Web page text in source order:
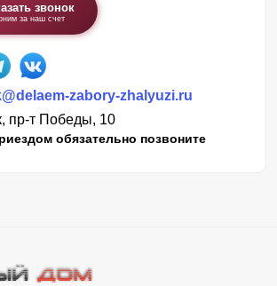
звонок
за наш счет
zabory-zhalyuzi.ru
пр-т Победы, 10
обязательно позвоните